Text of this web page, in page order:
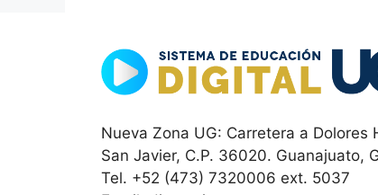
Nueva Zona UG: Carretera a Dolores
San Javier, C.P. 36020. Guanajuato,
Tel. +52 (473) 7320006 ext. 5037